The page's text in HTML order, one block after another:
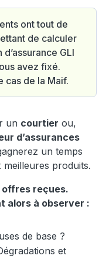
ont tout de
de calculer
GLI
avez fixé.
cas de la Maif.
un courtier ou,
d’assurances
un temps
produits.
offres reçues.
alors à observer :
de base ?
et